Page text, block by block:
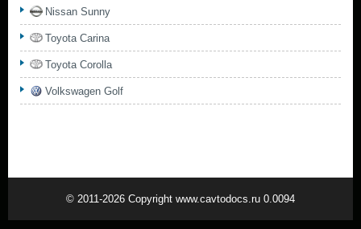
Nissan Sunny
Toyota Carina
Toyota Corolla
Volkswagen Golf
© 2011-2026 Copyright www.cavtodocs.ru 0.0094